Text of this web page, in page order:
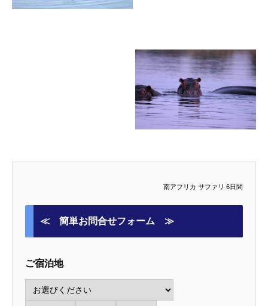
南アフリカ サファリ 6日間
≪ 簡単お問合せフォーム ≫
ご宿泊地